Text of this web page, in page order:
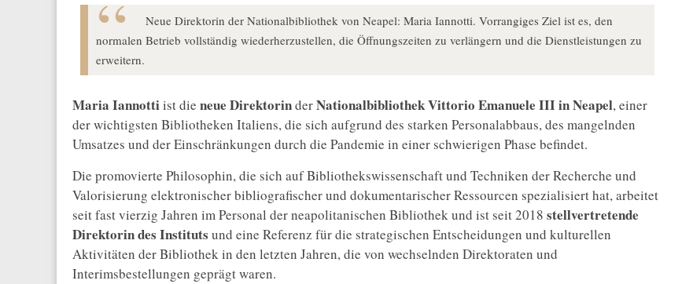
Neue Direktorin der Nationalbibliothek von Neapel: Maria Iannotti. Vorrangiges Ziel ist es, den
normalen Betrieb vollständig wiederherzustellen, die Öffnungszeiten zu verlängern und die Dienstleistungen zu
erweitern.
Maria Iannottiist die neue DirektorinderNationalbibliothek Vittorio Emanuele III in Neapel, einer
der wichtigsten Bibliotheken Italiens, die sich aufgrund des starken Personalabbaus, des mangelnden
Umsatzes und der Einschränkungen durch die Pandemie in einer schwierigen Phase befindet.
Die promovierte Philosophin, die sich auf Bibliothekswissenschaft und Techniken der Recherche und
Valorisierung elektronischer bibliografischer und dokumentarischer Ressourcen spezialisiert hat, arbeitet
seit fast vierzig Jahren im Personal der neapolitanischen Bibliothek und ist seit 2018 stellvertretende
Direktorin des Instituts und eine Referenz für die strategischen Entscheidungen und kulturellen
Aktivitäten der Bibliothek in den letzten Jahren, die von wechselnden Direktoraten und
Interimsbestellungen geprägt waren.